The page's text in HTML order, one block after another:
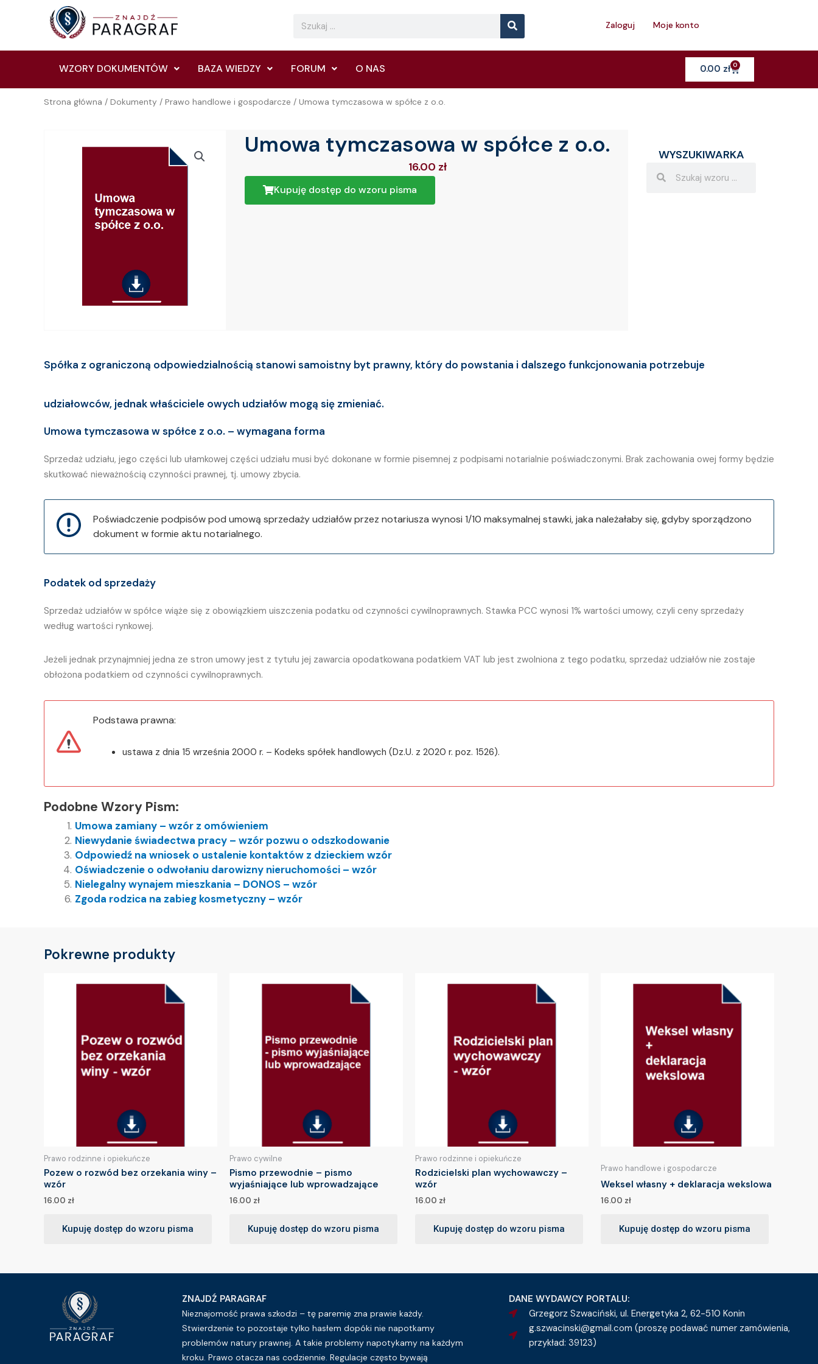
Search Search
Zaloguj Moje konto
WZORY DOKUMENTÓW BAZA WIEDZY FORUM O NAS 0.00 zł 0Cart
Strona główna / Dokumenty / Prawo handlowe i gospodarcze / Umowa tymczasowa w spółce z o.o.
Umowa tymczasowa w spółce z o.o.
16.00 zł
Kupuję dostęp do wzoru pisma
WYSZUKIWARKA
Spółka z ograniczoną odpowiedzialnością stanowi samoistny byt prawny, który do powstania i dalszego funkcjonowania potrzebuje
udziałowców, jednak właściciele owych udziałów mogą się zmieniać.
Umowa tymczasowa w spółce z o.o. – wymagana forma
Sprzedaż udziału, jego części lub ułamkowej części udziału musi być dokonane w formie pisemnej z podpisami notarialnie poświadczonymi. Brak zachowania owej formy będzie
skutkować nieważnością czynności prawnej, tj. umowy zbycia.
Poświadczenie podpisów pod umową sprzedaży udziałów przez notariusza wynosi 1/10 maksymalnej stawki, jaka należałaby się, gdyby sporządzono
dokument w formie aktu notarialnego.
Podatek od sprzedaży
Sprzedaż udziałów w spółce wiąże się z obowiązkiem uiszczenia podatku od czynności cywilnoprawnych. Stawka PCC wynosi 1% wartości umowy, czyli ceny sprzedaży
według wartości rynkowej.
Jeżeli jednak przynajmniej jedna ze stron umowy jest z tytułu jej zawarcia opodatkowana podatkiem VAT lub jest zwolniona z tego podatku, sprzedaż udziałów nie zostaje
obłożona podatkiem od czynności cywilnoprawnych.
Podstawa prawna:
ustawa z dnia 15 września 2000 r. – Kodeks spółek handlowych (Dz.U. z 2020 r. poz. 1526).
Podobne Wzory Pism:
Umowa zamiany – wzór z omówieniem
Niewydanie świadectwa pracy – wzór pozwu o odszkodowanie
Odpowiedź na wniosek o ustalenie kontaktów z dzieckiem wzór
Oświadczenie o odwołaniu darowizny nieruchomości – wzór
Nielegalny wynajem mieszkania – DONOS – wzór
Zgoda rodzica na zabieg kosmetyczny – wzór
Pokrewne produkty
Prawo rodzinne i opiekuńcze
Pozew o rozwód bez orzekania winy –
wzór
16.00 zł
Kupuję dostęp do wzoru pisma
Prawo cywilne
Pismo przewodnie – pismo
wyjaśniające lub wprowadzające
16.00 zł
Kupuję dostęp do wzoru pisma
Prawo rodzinne i opiekuńcze
Rodzicielski plan wychowawczy –
wzór
16.00 zł
Kupuję dostęp do wzoru pisma
Prawo handlowe i gospodarcze
Weksel własny + deklaracja wekslowa
16.00 zł
Kupuję dostęp do wzoru pisma
ZNAJDŹ PARAGRAF
Nieznajomość prawa szkodzi – tę paremię zna prawie każdy.
Stwierdzenie to pozostaje tylko hasłem dopóki nie napotkamy
problemów natury prawnej. A takie problemy napotykamy na każdym
kroku. Prawo otacza nas codziennie. Regulacje często bywają
DANE WYDAWCY PORTALU:
Grzegorz Szwaciński, ul. Energetyka 2, 62-510 Konin
g.szwacinski@gmail.com (proszę podawać numer zamówienia,
przykład: 39123)